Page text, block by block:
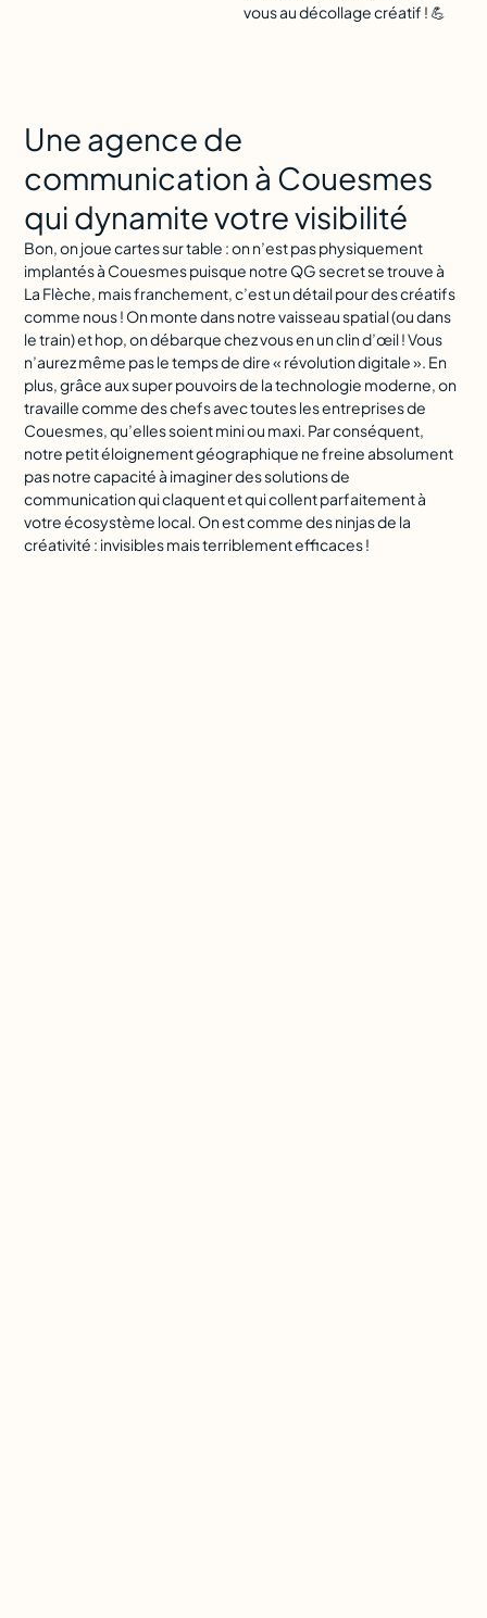
vous au décollage créatif ! 💪
Une agence de
communication à Couesmes
qui dynamite votre visibilité
Bon, on joue cartes sur table : on n’est pas physiquement
implantés à Couesmes puisque notre QG secret se trouve à
La Flèche, mais franchement, c’est un détail pour des créatifs
comme nous ! On monte dans notre vaisseau spatial (ou dans
le train) et hop, on débarque chez vous en un clin d’œil ! Vous
n’aurez même pas le temps de dire « révolution digitale ». En
plus, grâce aux super pouvoirs de la technologie moderne, on
travaille comme des chefs avec toutes les entreprises de
Couesmes, qu’elles soient mini ou maxi. Par conséquent,
notre petit éloignement géographique ne freine absolument
pas notre capacité à imaginer des solutions de
communication qui claquent et qui collent parfaitement à
votre écosystème local. On est comme des ninjas de la
créativité : invisibles mais terriblement efficaces !